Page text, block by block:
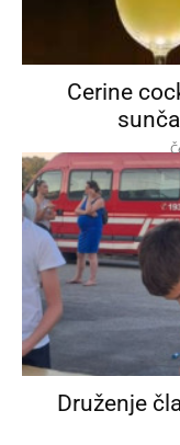
Cerine
Druženje